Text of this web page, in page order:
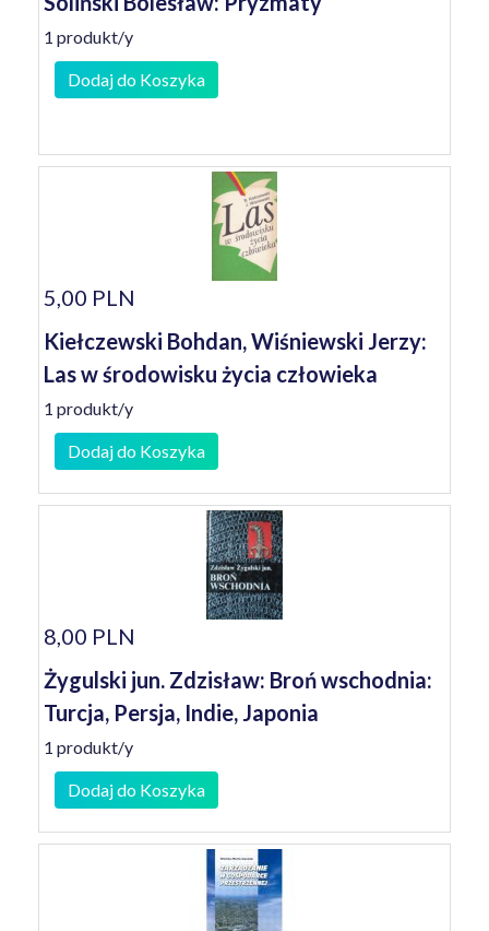
1 produkt/y
Dodaj do Koszyka
5,00 PLN
Kiełczewski Bohdan, Wiśniewski Jerzy:
Las w środowisku życia człowieka
1 produkt/y
Dodaj do Koszyka
8,00 PLN
Żygulski jun. Zdzisław: Broń wschodnia:
Turcja, Persja, Indie, Japonia
1 produkt/y
Dodaj do Koszyka